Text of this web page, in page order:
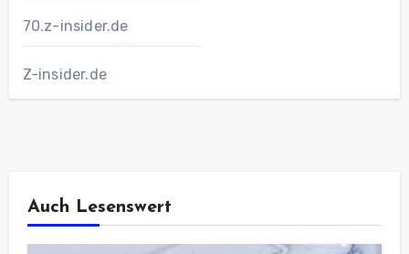
70.z-insider.de
Z-insider.de
Auch Lesenswert